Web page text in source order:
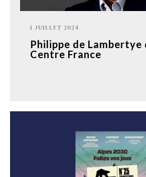
1 JUILLET 2024
Philippe de
Centre France